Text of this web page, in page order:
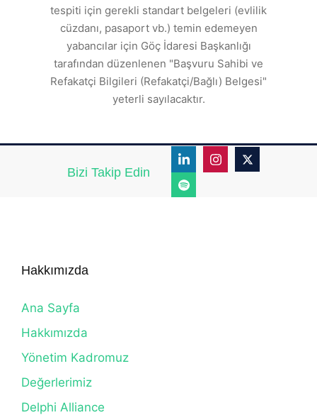
tespiti için gerekli standart belgeleri (evlilik
cüzdanı, pasaport vb.) temin edemeyen
yabancılar için Göç İdaresi Başkanlığı
tarafından düzenlenen "Başvuru Sahibi ve
Refakatçi Bilgileri (Refakatçi/Bağlı) Belgesi"
yeterli sayılacaktır.
Bizi Takip Edin
Hakkımızda
Ana Sayfa
Hakkımızda
Yönetim Kadromuz
Değerlerimiz
Delphi Alliance